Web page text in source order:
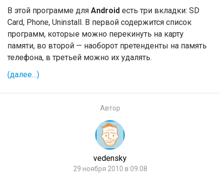
В этой программе для Android есть три вкладки: SD
Card, Phone, Uninstall. В первой содержится список
программ, которые можно перекинуть на карту
памяти, во второй — наоборот претенденты на память
телефона, в третьей можно их удалять.
(далее…)
Автор
vedensky
29 ноября 2010 в 09:08